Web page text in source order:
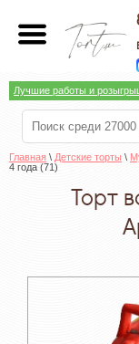
Лучшие работы и
Главная \ Детские торты \
4 года (71)
Торт